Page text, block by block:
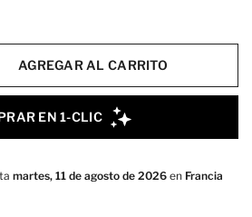
AGREGAR AL CARRITO